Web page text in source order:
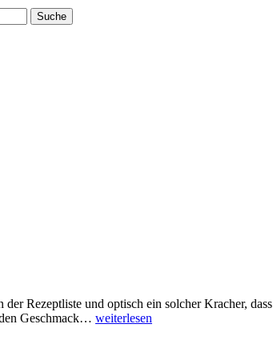
Rezeptliste und optisch ein solcher Kracher,
Geschmack… weiterlesen